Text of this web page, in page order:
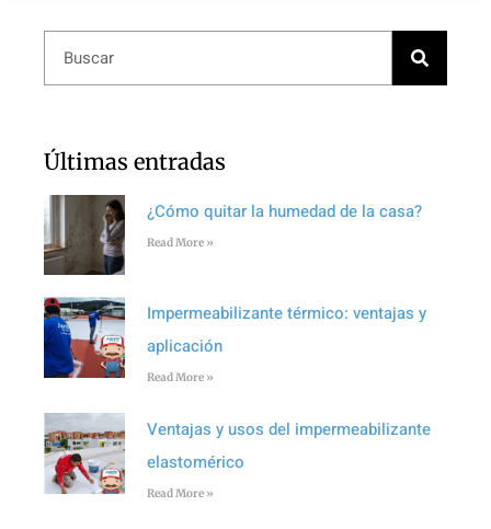
Últimas entradas
¿Cómo quitar la humedad de la casa?
Read More »
Impermeabilizante térmico: ventajas y
aplicación
Read More »
Ventajas y usos del impermeabilizante
elastomérico
Read More »